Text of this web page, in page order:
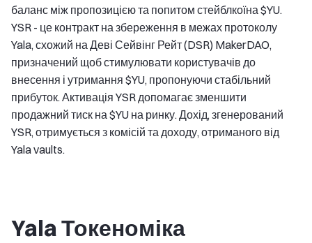
баланс між пропозицією та попитом стейблкоїна $YU.
YSR - це контракт на збереження в межах протоколу
Yala, схожий на Деві Сейвінг Рейт (DSR) MakerDAO,
призначений щоб стимулювати користувачів до
внесення і утримання $YU, пропонуючи стабільний
прибуток. Активація YSR допомагає зменшити
продажний тиск на $YU на ринку. Дохід, згенерований
YSR, отримується з комісій та доходу, отриманого від
Yala vaults.
Yala Токеноміка